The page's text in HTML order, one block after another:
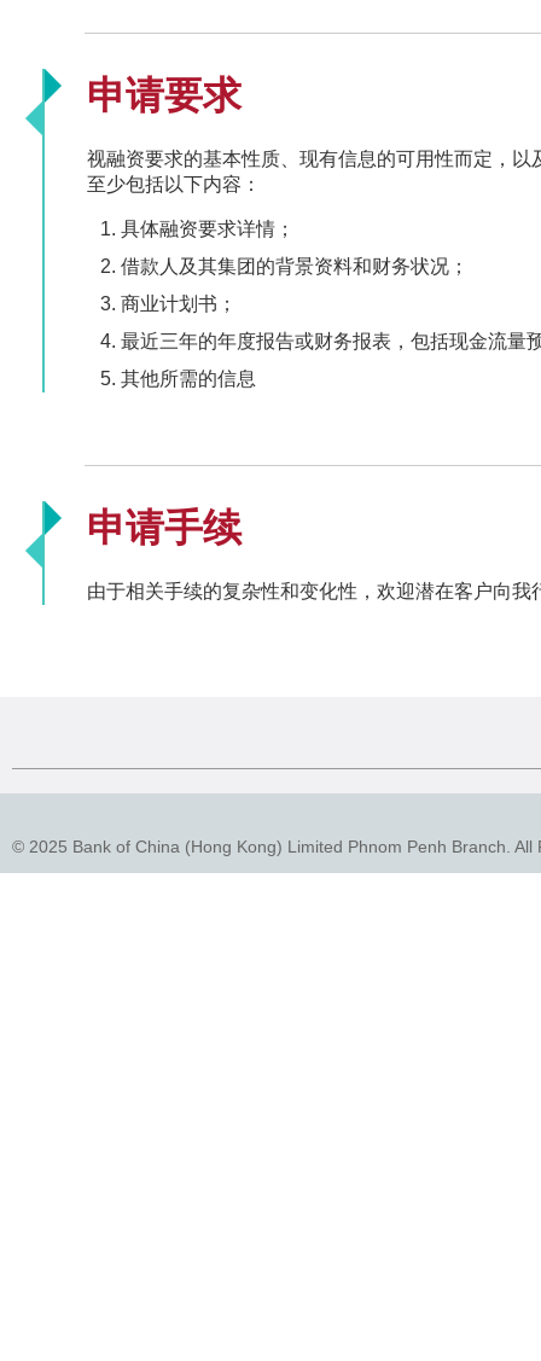
申请要求
视融资要求的基本性质、现有信息的可用性而定，
至少包括以下内容：
具体融资要求详情；
借款人及其集团的背景资料和财务状况；
商业计划书；
最近三年的年度报告或财务报表，包括现金流量
其他所需的信息
申请手续
由于相关手续的复杂性和变化性，欢迎潜在客户向
© 2025 Bank of China (Hong Kong) Limited Phnom Penh Branch. All